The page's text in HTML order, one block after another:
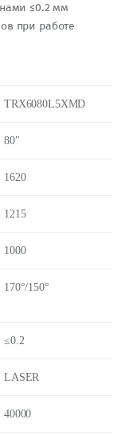
≤0.2 мм
при работе
TRX6080L5XMD
80″
1620
1215
1000
170°/150°
≤0.2
LASER
40000